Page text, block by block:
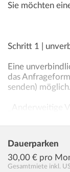
Sie möchten
Schritt 1 |
Eine
das
senden) möglich.
_Anderweitige
Vergabe nicht
Schritt 2 |
Dauerparken
30,00 € pro
Gesamtmiete inkl.